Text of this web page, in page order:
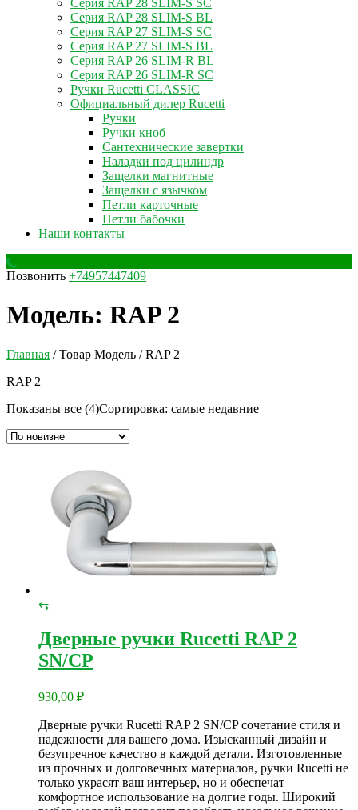
Серия RAP 28 SLIM-S SC
Серия RAP 28 SLIM-S BL
Серия RAP 27 SLIM-S SC
Серия RAP 27 SLIM-S BL
Серия RAP 26 SLIM-R BL
Серия RAP 26 SLIM-R SC
Ручки Rucetti CLASSIC
Официальный дилер Rucetti
Ручки
Ручки кноб
Сантехнические завертки
Наладки под цилиндр
Защелки магнитные
Защелки с язычком
Петли карточные
Петли бабочки
Наши контакты
Позвонить +74957447409
Модель: RAP 2
Главная / Товар Модель / RAP 2
RAP 2
Показаны все (4)Сортировка: самые недавние
⇆
Дверные ручки Rucetti RAP 2
SN/CP
930,00 ₽
Дверные ручки Rucetti RAP 2 SN/CP сочетание стиля и
надежности для вашего дома. Изысканный дизайн и
безупречное качество в каждой детали. Изготовленные
из прочных и долговечных материалов, ручки Rucetti не
только украсят ваш интерьер, но и обеспечат
комфортное использование на долгие годы. Широкий